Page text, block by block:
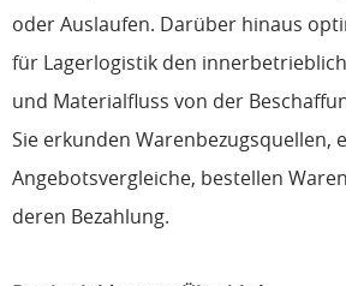
oder Auslaufen. Darüber hinaus
für Lagerlogistik den
und Materialfluss von der
Sie erkunden Warenbezugsquellen,
Angebotsvergleiche, bestellen
deren Bezahlung.